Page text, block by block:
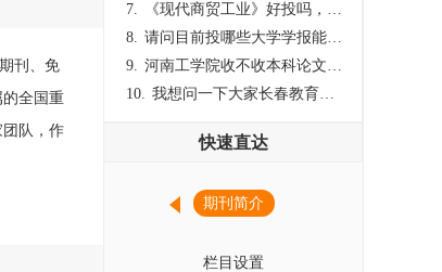
刊、免
全国重
队，作
7.
《现代商贸工业》好投吗，版面费多少？
8. 请问目前投哪些大学学报能较快出刊啊
9. 河南工学院收不收本科论文呀？
10. 我想问一下大家长春教育学院学报是本科学报吗？
快速直达
期刊简介
栏目设置